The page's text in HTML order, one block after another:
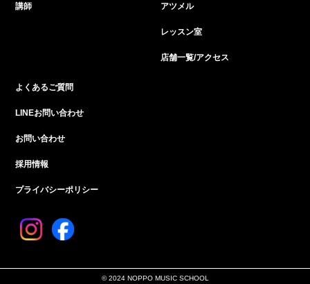
講師 アツメル
レッスン室
店舗一覧/アクセス
よくあるご質問
LINEお問い合わせ
お問い合わせ
採用情報
プライバシーポリシー
© 2024 NOPPO MUSIC SCHOOL